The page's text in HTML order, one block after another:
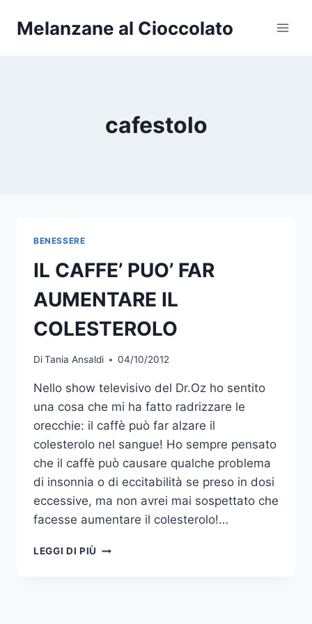
Melanzane al Cioccolato
cafestolo
BENESSERE
IL CAFFE’ PUO’ FAR
AUMENTARE IL
COLESTEROLO
DiTania Ansaldi 04/10/2012
Nello show televisivo del Dr.Oz ho sentito
una cosa che mi ha fatto radrizzare le
orecchie: il caffè può far alzare il
colesterolo nel sangue! Ho sempre pensato
che il caffè può causare qualche problema
di insonnia o di eccitabilità se preso in dosi
eccessive, ma non avrei mai sospettato che
facesse aumentare il colesterolo!…
LEGGI DI PIÙ IL